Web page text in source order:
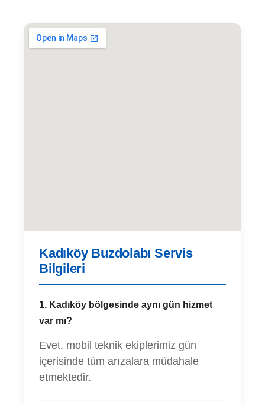
Kadıköy Buzdolabı Servis
Bilgileri
1. Kadıköy bölgesinde aynı gün hizmet
var mı?
Evet, mobil teknik ekiplerimiz gün
içerisinde tüm arızalara müdahale
etmektedir.